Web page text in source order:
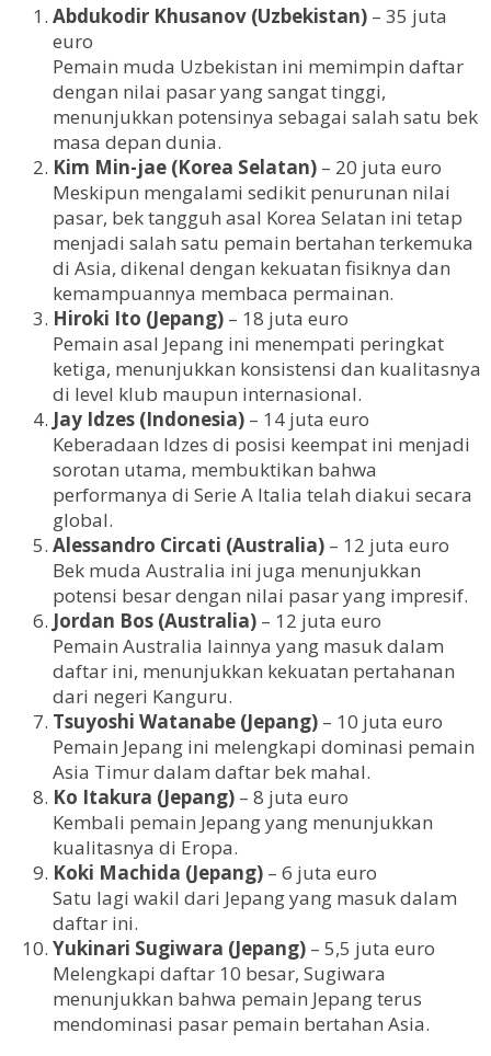
Abdukodir Khusanov (Uzbekistan) – 35 juta
euro
Pemain muda Uzbekistan ini memimpin daftar
dengan nilai pasar yang sangat tinggi,
menunjukkan potensinya sebagai salah satu bek
masa depan dunia.
Kim Min-jae (Korea Selatan) – 20 juta euro
Meskipun mengalami sedikit penurunan nilai
pasar, bek tangguh asal Korea Selatan ini tetap
menjadi salah satu pemain bertahan terkemuka
di Asia, dikenal dengan kekuatan fisiknya dan
kemampuannya membaca permainan.
Hiroki Ito (Jepang) – 18 juta euro
Pemain asal Jepang ini menempati peringkat
ketiga, menunjukkan konsistensi dan kualitasnya
di level klub maupun internasional.
Jay Idzes (Indonesia) – 14 juta euro
Keberadaan Idzes di posisi keempat ini menjadi
sorotan utama, membuktikan bahwa
performanya di Serie A Italia telah diakui secara
global.
Alessandro Circati (Australia) – 12 juta euro
Bek muda Australia ini juga menunjukkan
potensi besar dengan nilai pasar yang impresif.
Jordan Bos (Australia) – 12 juta euro
Pemain Australia lainnya yang masuk dalam
daftar ini, menunjukkan kekuatan pertahanan
dari negeri Kanguru.
Tsuyoshi Watanabe (Jepang) – 10 juta euro
Pemain Jepang ini melengkapi dominasi pemain
Asia Timur dalam daftar bek mahal.
Ko Itakura (Jepang) – 8 juta euro
Kembali pemain Jepang yang menunjukkan
kualitasnya di Eropa.
Koki Machida (Jepang) – 6 juta euro
Satu lagi wakil dari Jepang yang masuk dalam
daftar ini.
Yukinari Sugiwara (Jepang) – 5,5 juta euro
Melengkapi daftar 10 besar, Sugiwara
menunjukkan bahwa pemain Jepang terus
mendominasi pasar pemain bertahan Asia.